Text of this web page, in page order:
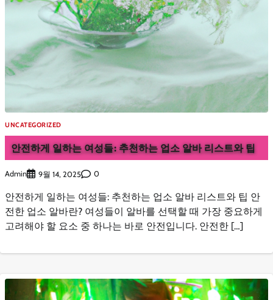
UNCATEGORIZED
안전하게 일하는 여성들: 추천하는 업소 알바 리스트와 팁
Admin 9월 14, 2025 0
안전하게 일하는 여성들: 추천하는 업소 알바 리스트와 팁 안
전한 업소 알바란? 여성들이 알바를 선택할 때 가장 중요하게
고려해야 할 요소 중 하나는 바로 안전입니다. 안전한 […]